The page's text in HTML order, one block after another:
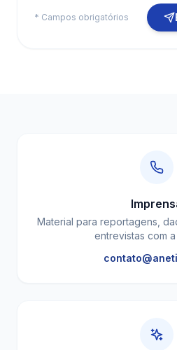
* Campos obrigatórios
Material para reportagens,
entrevistas com